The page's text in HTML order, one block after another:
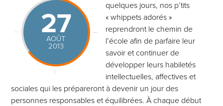
27
AOÛT
2013
quelques jours, nos p’tits
« whippets adorés »
reprendront le chemin de
l’école afin de parfaire leur
savoir et continuer de
développer leurs habiletés
intellectuelles, affectives et
sociales qui les prépareront à devenir un jour des
personnes responsables et équilibrées. À chaque début